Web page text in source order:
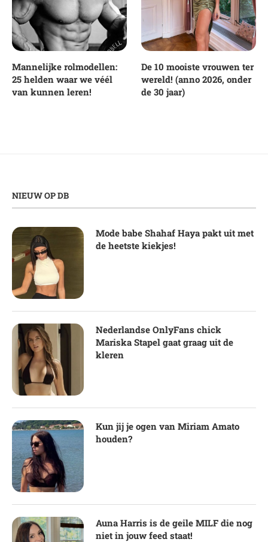
Mannelijke rolmodellen:
25 helden waar we véél
van kunnen leren!
De 10 mooiste vrouwen ter
wereld! (anno 2026, onder
de 30 jaar)
NIEUW OP DB
Mode babe Shahaf Haya pakt uit met
de heetste kiekjes!
Nederlandse OnlyFans chick
Mariska Stapel gaat graag uit de
kleren
Kun jij je ogen van Miriam Amato
houden?
Auna Harris is de geile MILF die nog
niet in jouw feed staat!